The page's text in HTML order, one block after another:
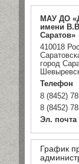
МАУ ДО
имени
Саратов»
410018
город
Телефон
8 (8452)
8 (8452)
Эл. почта
График